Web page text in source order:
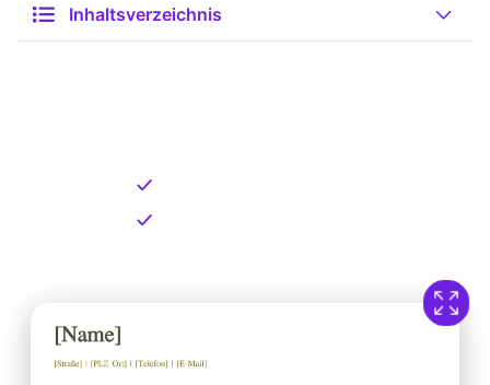
Inhaltsverzeichnis